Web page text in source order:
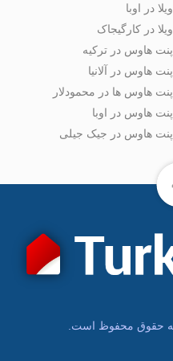
ویلا در اوبا
ویلا در کارگیجاک
پنت هاوس در ترکیه
پنت هاوس در آلانیا
پنت هاوس ها در محمودلار
پنت هاوس در اوبا
پنت هاوس در جیک جیلی